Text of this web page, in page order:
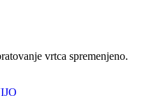
vrtca spremenjeno.